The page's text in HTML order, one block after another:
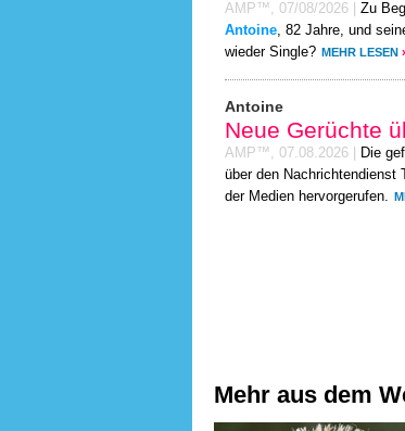
AMP™, 07/08/2026
Zu
Antoine, 82 Jahre, und
wieder Single? MEHR LESEN
Antoine
Neue Gerüchte
AMP™, 07.08.2026 Die
über den Nachrichtendienst
der Medien hervorgerufen.
Mehr aus dem